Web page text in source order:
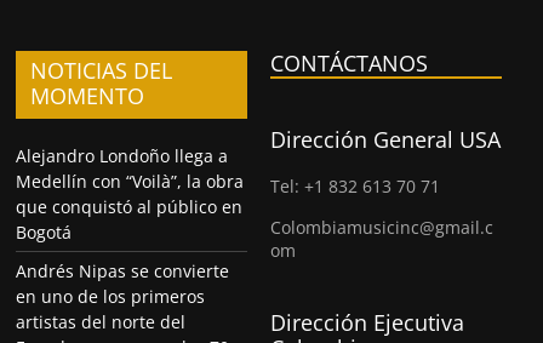
NOTICIAS DEL
MOMENTO
Alejandro Londoño llega a
Medellín con “Voilà”, la obra
que conquistó al público en
Bogotá
Andrés Nipas se convierte
en uno de los primeros
artistas del norte del
CONTÁCTANOS
Dirección General USA
Tel: +1 832 613 70 71
Colombiamusicinc@gmail.c
om
Dirección Ejecutiva